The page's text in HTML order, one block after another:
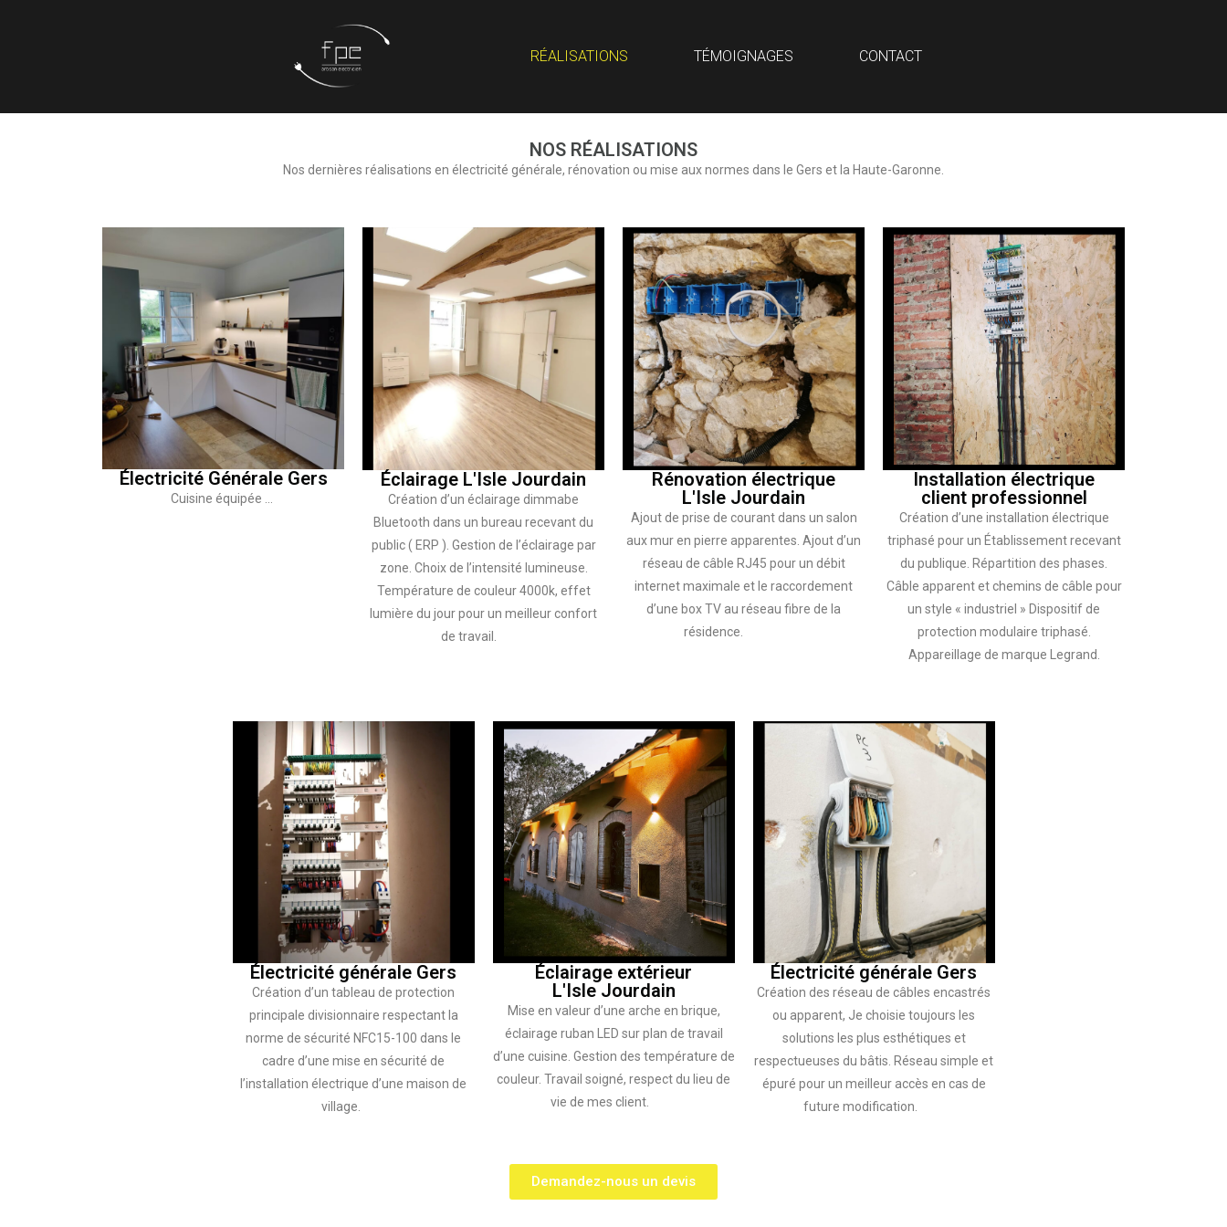
RÉALISATIONS TÉMOIGNAGES CONTACT
NOS RÉALISATIONS
Nos dernières réalisations en électricité générale, rénovation ou mise aux normes dans le Gers et la Haute-Garonne.
Électricité Générale Gers
Cuisine équipée …
Éclairage L'Isle Jourdain
Création d’un éclairage dimmabe
Bluetooth dans un bureau recevant du
public ( ERP ). Gestion de l’éclairage par
zone. Choix de l’intensité lumineuse.
Température de couleur 4000k, effet
lumière du jour pour un meilleur confort
de travail.
Rénovation électrique
L'Isle Jourdain
Ajout de prise de courant dans un salon
aux mur en pierre apparentes. Ajout d’un
réseau de câble RJ45 pour un débit
internet maximale et le raccordement
d’une box TV au réseau fibre de la
résidence.
Installation électrique
client professionnel
Création d’une installation électrique
triphasé pour un Établissement recevant
du publique. Répartition des phases.
Câble apparent et chemins de câble pour
un style « industriel » Dispositif de
protection modulaire triphasé.
Appareillage de marque Legrand.
Électricité générale Gers
Création d’un tableau de protection
principale divisionnaire respectant la
norme de sécurité NFC15-100 dans le
cadre d’une mise en sécurité de
l’installation électrique d’une maison de
village.
Éclairage extérieur
L'Isle Jourdain
Mise en valeur d’une arche en brique,
éclairage ruban LED sur plan de travail
d’une cuisine. Gestion des température de
couleur. Travail soigné, respect du lieu de
vie de mes client.
Électricité générale Gers
Création des réseau de câbles encastrés
ou apparent, Je choisie toujours les
solutions les plus esthétiques et
respectueuses du bâtis. Réseau simple et
épuré pour un meilleur accès en cas de
future modification.
Demandez-nous un devis